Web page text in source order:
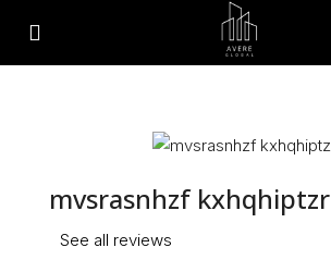
mvsrasnhzf kxhqhiptzr
See all reviews